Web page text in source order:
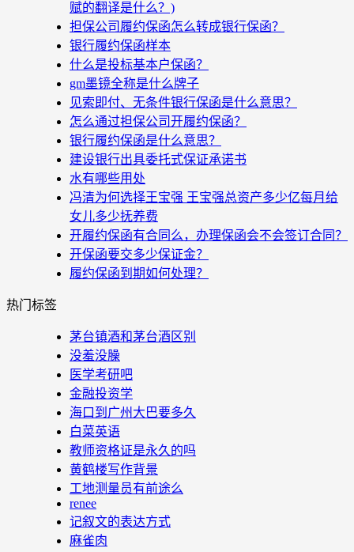
赋的翻译是什么？)
担保公司履约保函怎么转成银行保函？
银行履约保函样本
什么是投标基本户保函？
gm墨镜全称是什么牌子
见索即付、无条件银行保函是什么意思？
怎么通过担保公司开履约保函？
银行履约保函是什么意思？
建设银行出具委托式保证承诺书
水有哪些用处
冯清为何选择王宝强 王宝强总资产多少亿每月给
女儿多少抚养费
开履约保函有合同么，办理保函会不会签订合同？
开保函要交多少保证金？
履约保函到期如何处理？
热门标签
茅台镇酒和茅台酒区别
没羞没臊
医学考研吧
金融投资学
海口到广州大巴要多久
白菜英语
教师资格证是永久的吗
黄鹤楼写作背景
工地测量员有前途么
renee
记叙文的表达方式
麻雀肉